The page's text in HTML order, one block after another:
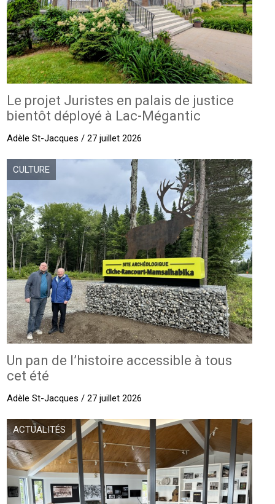
Le projet Juristes en palais de justice
bientôt déployé à Lac-Mégantic
Adèle St-Jacques / 27 juillet 2026
CULTURE
Un pan de l’histoire accessible à tous
cet été
Adèle St-Jacques / 27 juillet 2026
ACTUALITÉS